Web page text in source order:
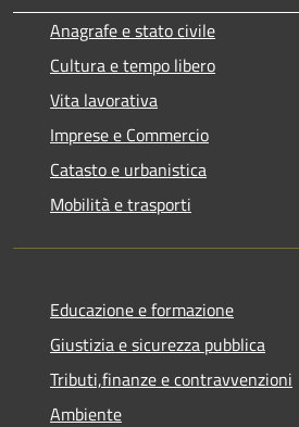
Anagrafe e stato civile
Cultura e tempo libero
Vita lavorativa
Imprese e Commercio
Catasto e urbanistica
Mobilità e trasporti
Educazione e formazione
Giustizia e sicurezza pubblica
Tributi,finanze e contravvenzioni
Ambiente